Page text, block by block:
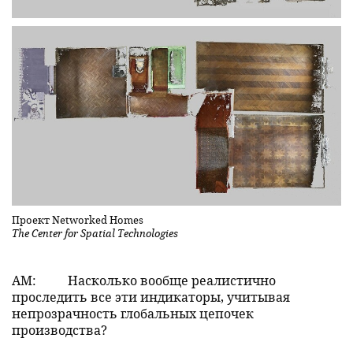
Проект Networked Homes
The Center for Spatial Technologies
АМ:
Насколько вообще реалистично
проследить все эти индикаторы, учитывая
непрозрачность глобальных цепочек
производства?